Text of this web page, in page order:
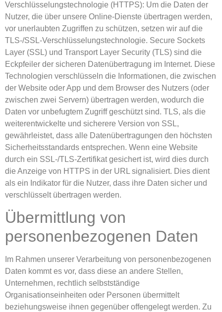
Verschlüsselungstechnologie (HTTPS): Um die Daten der
Nutzer, die über unsere Online-Dienste übertragen werden,
vor unerlaubten Zugriffen zu schützen, setzen wir auf die
TLS-/SSL-Verschlüsselungstechnologie. Secure Sockets
Layer (SSL) und Transport Layer Security (TLS) sind die
Eckpfeiler der sicheren Datenübertragung im Internet. Diese
Technologien verschlüsseln die Informationen, die zwischen
der Website oder App und dem Browser des Nutzers (oder
zwischen zwei Servern) übertragen werden, wodurch die
Daten vor unbefugtem Zugriff geschützt sind. TLS, als die
weiterentwickelte und sicherere Version von SSL,
gewährleistet, dass alle Datenübertragungen den höchsten
Sicherheitsstandards entsprechen. Wenn eine Website
durch ein SSL-/TLS-Zertifikat gesichert ist, wird dies durch
die Anzeige von HTTPS in der URL signalisiert. Dies dient
als ein Indikator für die Nutzer, dass ihre Daten sicher und
verschlüsselt übertragen werden.
Übermittlung von
personenbezogenen Daten
Im Rahmen unserer Verarbeitung von personenbezogenen
Daten kommt es vor, dass diese an andere Stellen,
Unternehmen, rechtlich selbstständige
Organisationseinheiten oder Personen übermittelt
beziehungsweise ihnen gegenüber offengelegt werden. Zu